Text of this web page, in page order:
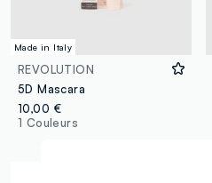
Made in Italy
REVOLUTION
5D Mascara
10,00 €
1 Couleurs